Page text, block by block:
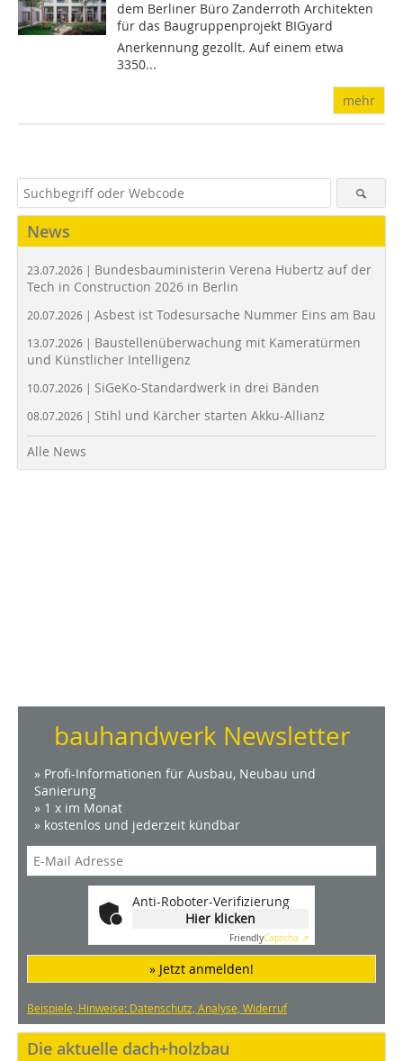
dem Berliner Büro Zanderroth Architekten
für das Baugruppenprojekt BIGyard
Anerkennung gezollt. Auf einem etwa
3350...
mehr
News
23.07.2026 | Bundesbauministerin Verena Hubertz auf der
Tech in Construction 2026 in Berlin
20.07.2026 | Asbest ist Todesursache Nummer Eins am Bau
13.07.2026 | Baustellenüberwachung mit Kameratürmen
und Künstlicher Intelligenz
10.07.2026 | SiGeKo-Standardwerk in drei Bänden
08.07.2026 | Stihl und Kärcher starten Akku-Allianz
Alle News
bauhandwerk Newsletter
» Profi-Informationen für Ausbau, Neubau und
Sanierung
» 1 x im Monat
» kostenlos und jederzeit kündbar
Anti-Roboter-Verifizierung
Hier klicken
FriendlyCaptcha ⇗
» Jetzt anmelden!
Beispiele, Hinweise: Datenschutz, Analyse, Widerruf
Die aktuelle dach+holzbau